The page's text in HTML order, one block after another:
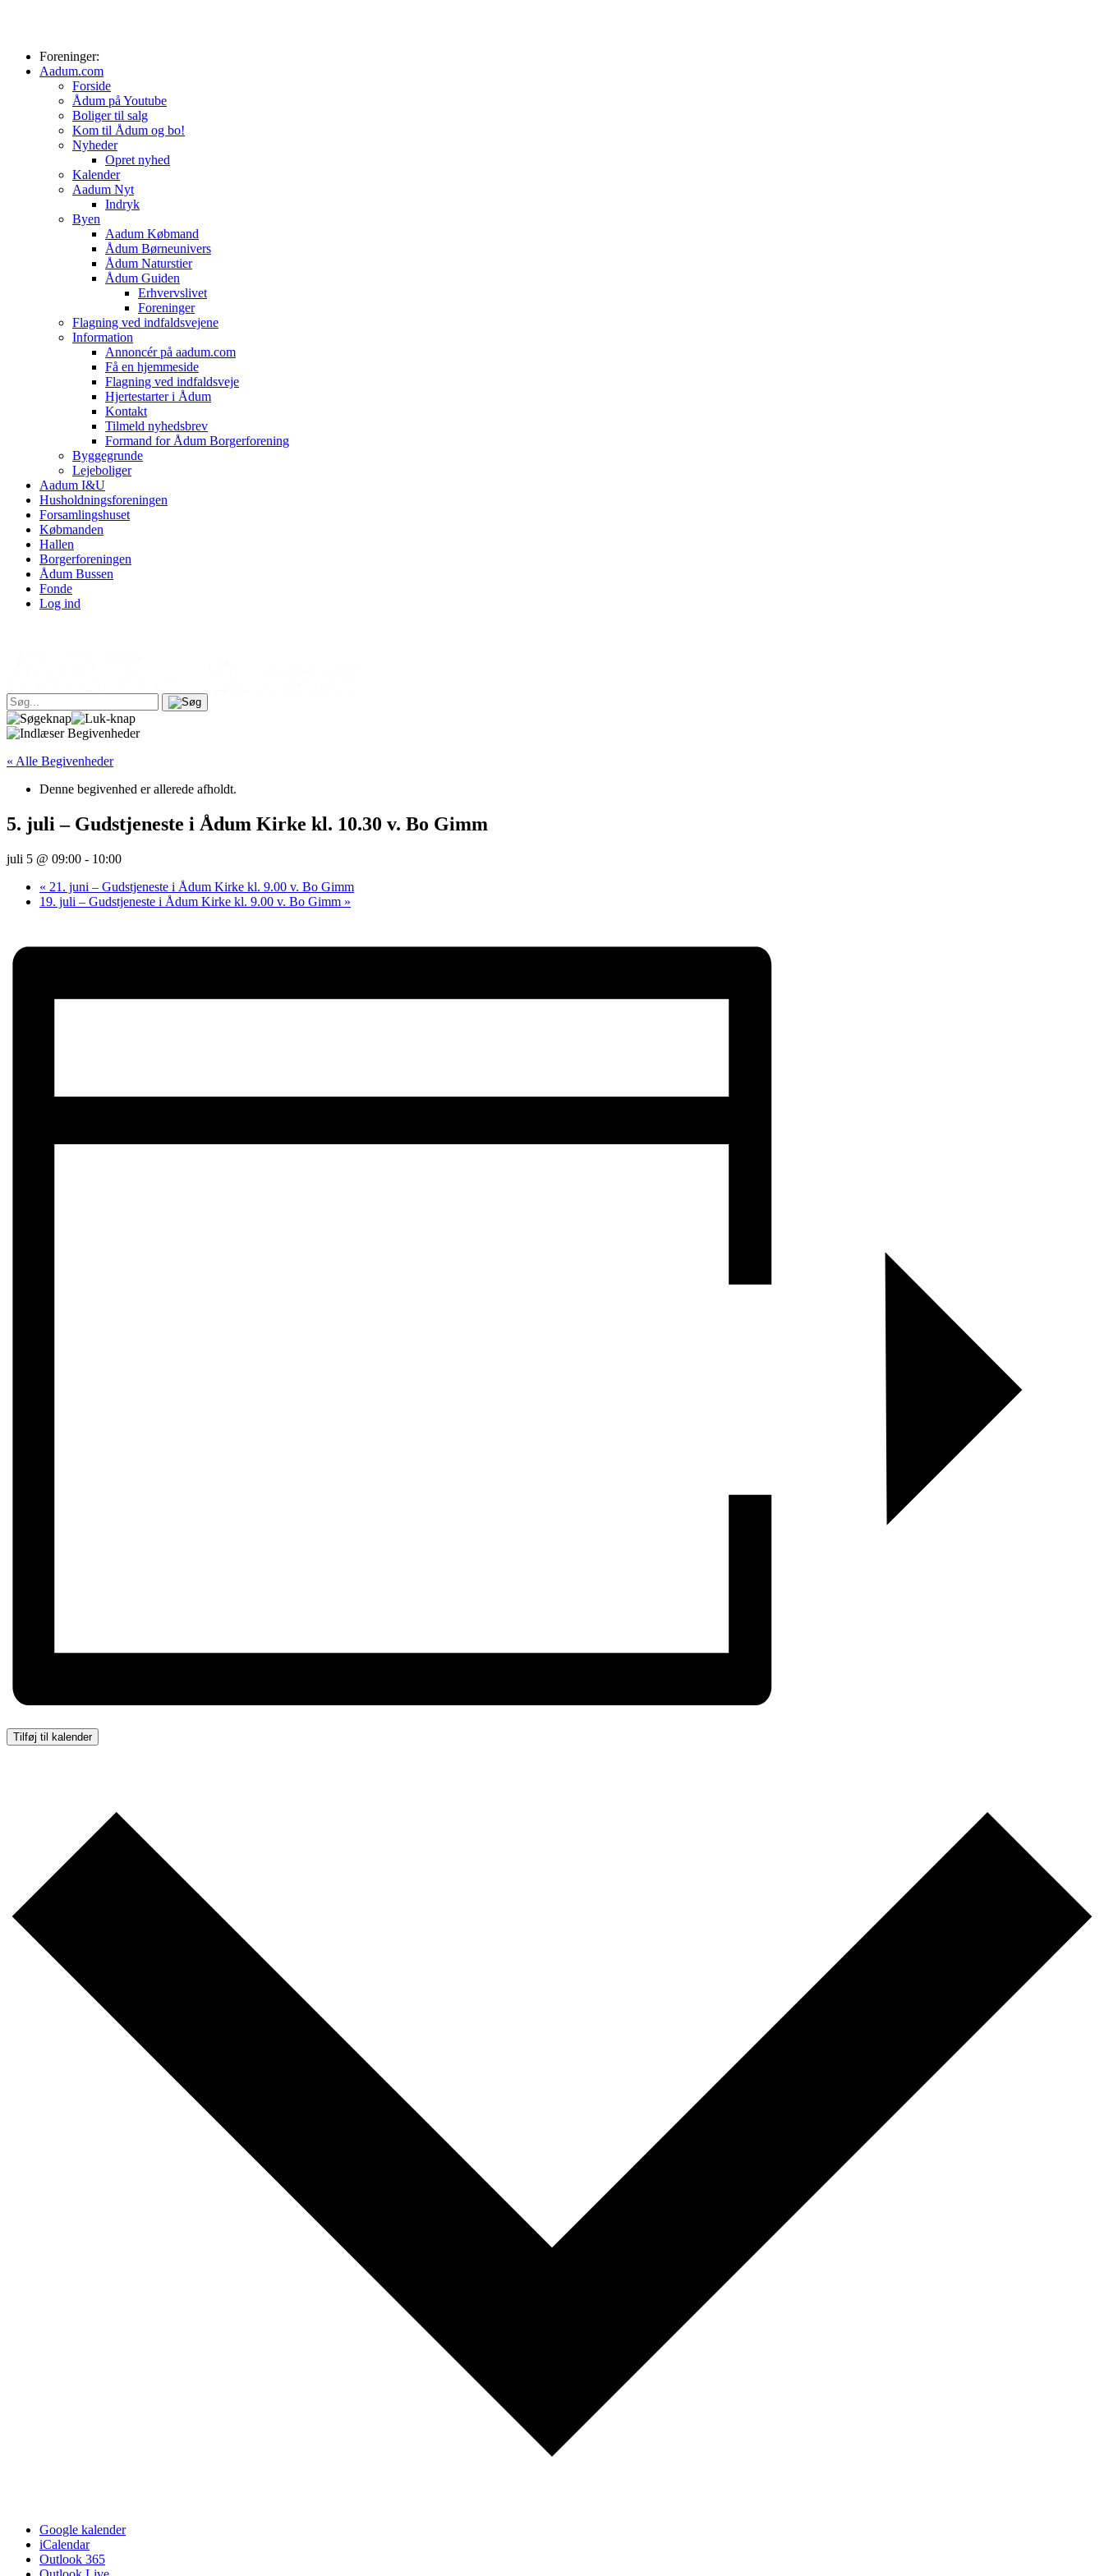
Foreninger:
Aadum.com
Forside
Ådum på Youtube
Boliger til salg
Kom til Ådum og bo!
Nyheder
Opret nyhed
Kalender
Aadum Nyt
Indryk
Byen
Aadum Købmand
Ådum Børneunivers
Ådum Naturstier
Ådum Guiden
Erhvervslivet
Foreninger
Flagning ved indfaldsvejene
Information
Annoncér på aadum.com
Få en hjemmeside
Flagning ved indfaldsveje
Hjertestarter i Ådum
Kontakt
Tilmeld nyhedsbrev
Formand for Ådum Borgerforening
Byggegrunde
Lejeboliger
Aadum I&U
Husholdningsforeningen
Forsamlingshuset
Købmanden
Hallen
Borgerforeningen
Ådum Bussen
Fonde
Log ind
« Alle Begivenheder
Denne begivenhed er allerede afholdt.
5. juli – Gudstjeneste i Ådum Kirke kl. 10.30 v. Bo Gimm
juli 5 @ 09:00 - 10:00
« 21. juni – Gudstjeneste i Ådum Kirke kl. 9.00 v. Bo Gimm
19. juli – Gudstjeneste i Ådum Kirke kl. 9.00 v. Bo Gimm »
Tilføj til kalender
Google kalender
iCalendar
Outlook 365